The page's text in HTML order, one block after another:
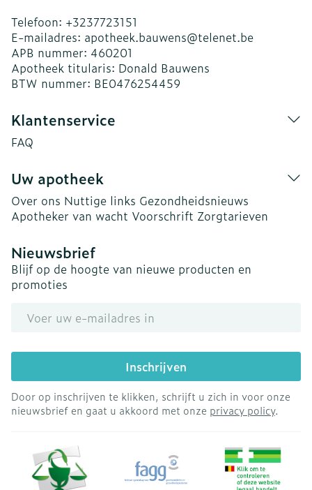
Telefoon: +3237723151
E-mailadres: apotheek.bauwens@telenet.be
APB nummer: 460201
Apotheek titularis: Donald Bauwens
BTW nummer: BE0476254459
Klantenservice
FAQ
Uw apotheek
Over ons Nuttige links Gezondheidsnieuws
Apotheker van wacht Voorschrift Zorgtarieven
Nieuwsbrief
Blijf op de hoogte van nieuwe producten en
promoties
Inschrijven
Door op inschrijven te klikken, schrijft u zich in voor onze
nieuwsbrief en gaat u akkoord met onze privacy policy.